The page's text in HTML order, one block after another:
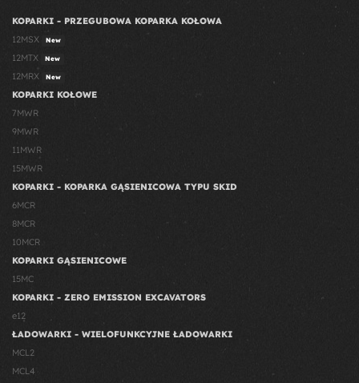
KOPARKI - PRZEGUBOWA KOPARKA KOŁOWA
12MSX
New
12MTX New
12MRX New
KOPARKI KOŁOWE
7MWR
9MWR
11MWR
15MWR
KOPARKI - KOPARKA GĄSIENICOWA TYPU SKID
6MCR
8MCR
10MCR
KOPARKI GĄSIENICOWE
15MC
KOPARKI - ZERO EMISSION EXCAVATORS
e12
ŁADOWARKI - WIELOFUNKCYJNE ŁADOWARKI
MCL2
MCL4